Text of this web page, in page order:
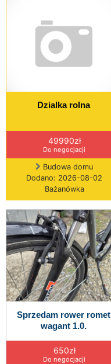
Dzialka rolna
49990zł
Do negocjacji
Budowa domu
Dodano: 2026-08-02
Bażanówka
Sprzedam rower romet
wagant 1.0.
650zł
Do negocjacji